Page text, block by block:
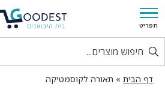
תפריט
דף הבית » תאורה לקוסמטיקה